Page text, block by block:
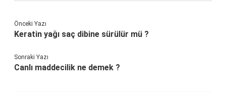
Önceki Yazı
Keratin yağı saç dibine sürülür mü ?
Sonraki Yazı
Canlı maddecilik ne demek ?